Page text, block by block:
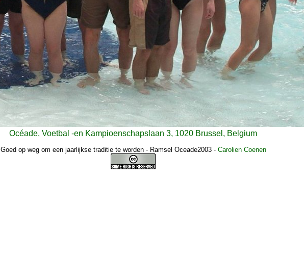
Océade, Voetbal -en Kampioenschapslaan 3, 1020 Brussel, Belgium
Goed op weg om een jaarlijkse traditie te worden - Ramsel Oceade2003- Carolien Coenen